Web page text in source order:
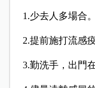
1.少去人多場合。
2.提前施打流感疫
3.勤洗手，出門